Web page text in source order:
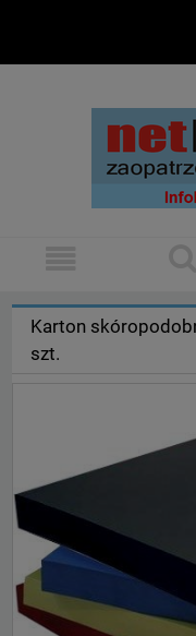
Karton
szt.